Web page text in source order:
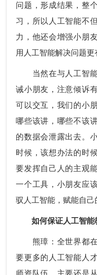
问题，形成结果，整
习，所以人工智能不
力，他还会增强小朋
用人工智能解决问题更
当然在与人工智能
诫小朋友，注意倾诉
可以交互，我们的小
哪些该讲，哪些不该
的数据会泄露出去。
时候，该想办法的时
要发挥自己人的主观
一个工具，小朋友应
驭人工智能，赋能自己
如何保证人工智能
熊璋：全世界都在
要更多的人工智能人
师资队伍，主要还是